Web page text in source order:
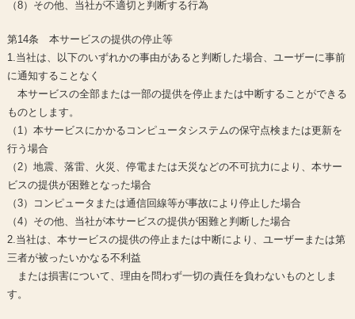
（8）その他、当社が不適切と判断する行為
第14条 本サービスの提供の停止等
1.当社は、以下のいずれかの事由があると判断した場合、ユーザーに事前
に通知することなく
本サービスの全部または一部の提供を停止または中断することができる
ものとします。
（1）本サービスにかかるコンピュータシステムの保守点検または更新を
行う場合
（2）地震、落雷、火災、停電または天災などの不可抗力により、本サー
ビスの提供が困難となった場合
（3）コンピュータまたは通信回線等が事故により停止した場合
（4）その他、当社が本サービスの提供が困難と判断した場合
2.当社は、本サービスの提供の停止または中断により、ユーザーまたは第
三者が被ったいかなる不利益
または損害について、理由を問わず一切の責任を負わないものとしま
す。